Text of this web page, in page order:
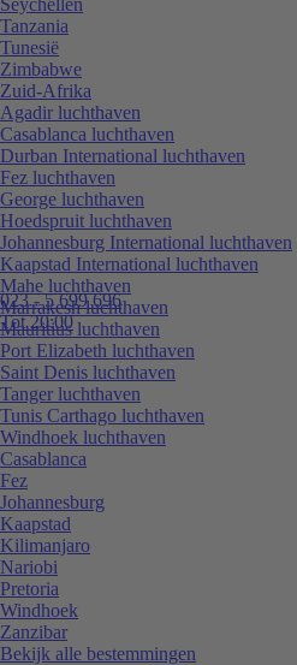
023 - 5 699 696
Tot 20:00
Tanzania
Tunesië
Zimbabwe
Zuid-Afrika
Agadir luchthaven
Casablanca luchthaven
Durban International luchthaven
Fez luchthaven
George luchthaven
Hoedspruit luchthaven
Johannesburg International luchthaven
Kaapstad International luchthaven
Mahe luchthaven
Marrakesh luchthaven
Mauritius luchthaven
Port Elizabeth luchthaven
Saint Denis luchthaven
Tanger luchthaven
Tunis Carthago luchthaven
Windhoek luchthaven
Casablanca
Fez
Johannesburg
Kaapstad
Kilimanjaro
Nariobi
Pretoria
Windhoek
Zanzibar
Bekijk alle bestemmingen